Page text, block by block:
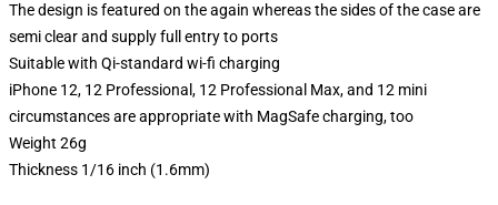
The design is featured on the again whereas the sides of the case are
semi clear and supply full entry to ports
Suitable with Qi-standard wi-fi charging
iPhone 12, 12 Professional, 12 Professional Max, and 12 mini
circumstances are appropriate with MagSafe charging, too
Weight 26g
Thickness 1/16 inch (1.6mm)